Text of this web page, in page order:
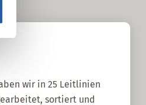
wir in 25 Leitlinien
sortiert und